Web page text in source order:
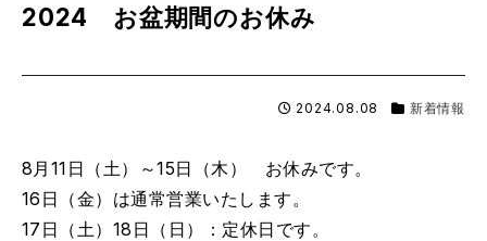
2024 お盆期間のお休み
2024.08.08 新着情報
8月11日（土）～15日（木） お休みです。
16日（金）は通常営業いたします。
17日（土）18日（日）：定休日です。